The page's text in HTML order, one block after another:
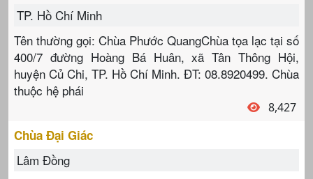
TP. Hồ Chí Minh
Tên thường gọi: Chùa Phước QuangChùa tọa lạc tại số
400/7 đường Hoàng Bá Huân, xã Tân Thông Hội,
huyện Củ Chi, TP. Hồ Chí Minh. ĐT: 08.8920499. Chùa
thuộc hệ phái
8,427
Chùa Đại Giác
Lâm Đồng